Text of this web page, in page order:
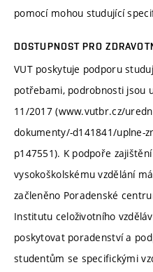
pomocí mohou studující
DOSTUPNOST PRO
VUT poskytuje podporu
potřebami, podrobnosti jsou
11/2017 (www.vutbr.cz/
dokumenty/-d141841/uplne-
p147551). K podpoře
vysokoškolskému vzdělání
začleněno Poradenské
Institutu celoživotního
poskytovat poradenství a
studentům se specifickými